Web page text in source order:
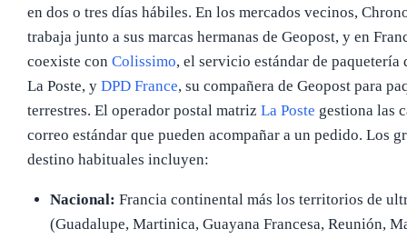
en dos o tres días hábiles. En los mercados vecinos,
trabaja junto a sus marcas hermanas de Geopost, y en
coexiste con Colissimo, el servicio estándar de paquetería
La Poste, y DPD France, su compañera de Geopost para
terrestres. El operador postal matriz La Poste gestiona las
correo estándar que pueden acompañar a un pedido. Los
destino habituales incluyen:
Nacional: Francia continental más los territorios de
(Guadalupe, Martinica, Guayana Francesa, Reunión,